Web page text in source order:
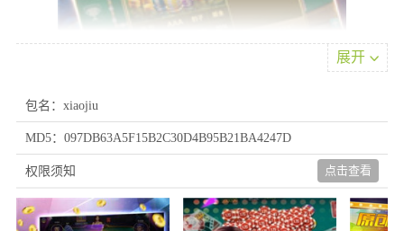
游戏亮点
1、新用户注册可领丰厚奖励，感受全新特色游戏体验，享受简单
竞技，内容优质趣味十足。
展开
包名：xiaojiu
MD5：097DB63A5F15B2C30D4B95B21BA4247D
权限须知 点击查看